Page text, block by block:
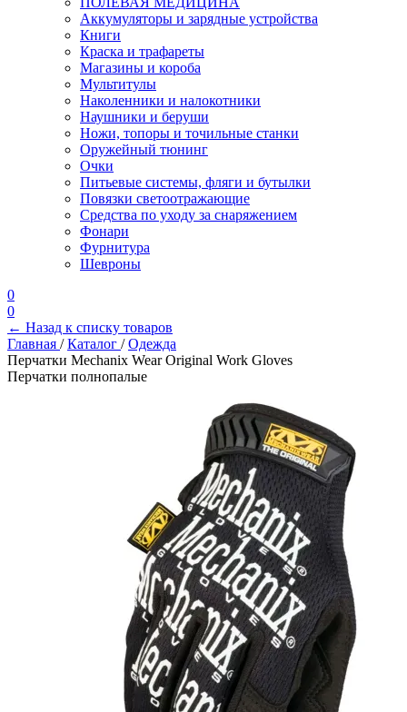
Аккумуляторы и зарядные устройства
Книги
Краска и трафареты
Магазины и короба
Мультитулы
Наколенники и налокотники
Наушники и беруши
Ножи, топоры и точильные станки
Оружейный тюнинг
Очки
Питьевые системы, фляги и бутылки
Повязки светоотражающие
Средства по уходу за снаряжением
Фонари
Фурнитура
Шевроны
0
0
← Назад к списку товаров
Главная / Каталог / Одежда
Перчатки Mechanix Wear Original Work Gloves
Перчатки полнопалые